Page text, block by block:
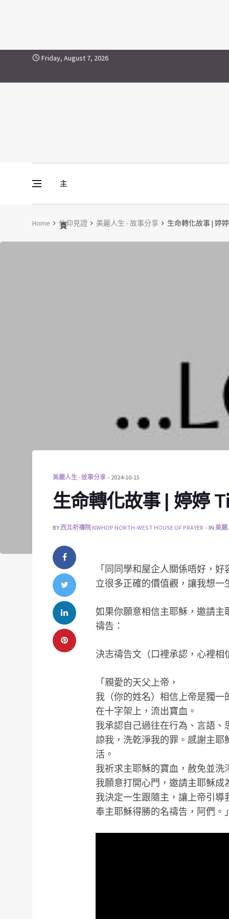
Skip to contentFriday, August 7, 2026
主
頁
Vine Media
葡萄樹傳媒
Home 信仰見證 美麗人生 - 故事分享 生命轉化故事 | 婷
美麗人生 - 故事分享 2024-10-15
生命轉化故事 | 婷婷
BY西北祈禱院 NWHOP NORTH-WEST HOUSE OF PRAYER IN 美麗
「同同學和屋企人關係唔好，
立很多正確的價值觀，讓我想一
如果你願意相信主耶穌，邀請
禱告：
決志禱告文（口裡承認，心裡相
「親愛的天父上帝，
我（你的姓名）相信上帝是獨
在十字架上，流出寶血。
我承認自己過往在行為、言語
諒我，洗乾淨我的罪。感謝主
活。
我祈求主耶穌的寶血，赦免並洗
我願意打開心門，邀請主耶穌成
我決定一生跟隨主，讓上帝引導
奉主耶穌得勝的名禱告，阿們。